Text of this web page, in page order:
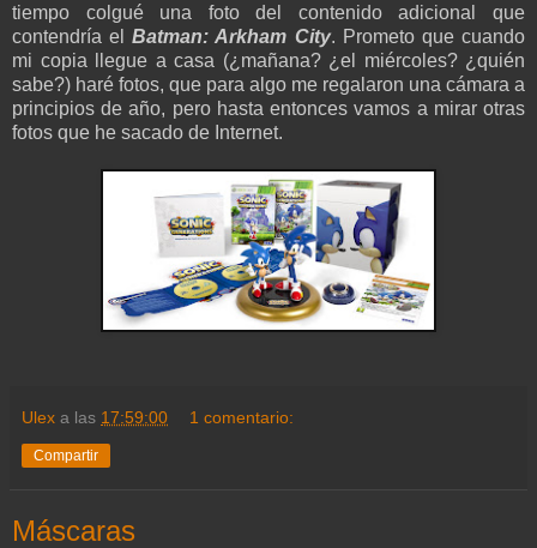
tiempo colgué una foto del contenido adicional que
contendría elBatman: Arkham City. Prometo que cuando
mi copia llegue a casa (¿mañana? ¿el miércoles? ¿quién
sabe?) haré fotos, que para algo me regalaron una cámara a
principios de año, pero hasta entonces vamos a mirar otras
fotos que he sacado de Internet.
Ulex a las 17:59:00 1 comentario:
Compartir
Máscaras